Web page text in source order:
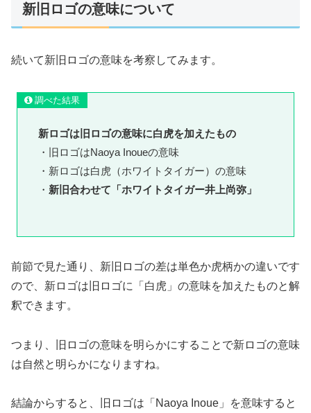
新旧ロゴの意味について
続いて新旧ロゴの意味を考察してみます。
調べた結果
新ロゴは旧ロゴの意味に白虎を加えたもの
・旧ロゴはNaoya Inoueの意味
・新ロゴは白虎（ホワイトタイガー）の意味
・ 新旧合わせて「ホワイトタイガー井上尚弥」
前節で見た通り、新旧ロゴの差は単色か虎柄かの違いです
ので、新ロゴは旧ロゴに「白虎」の意味を加えたものと解
釈できます。
つまり、旧ロゴの意味を明らかにすることで新ロゴの意味
は自然と明らかになりますね。
結論からすると、旧ロゴは「Naoya Inoue」を意味すると